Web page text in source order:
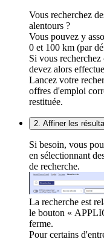
Vous recherchez
alentours ?
Vous pouvez y
0 et 100 km (par
Si vous
devez alors
Lancez votre
offres d'emploi
restituée.
2. Affiner les
Si besoin, vous
en sélectionnant
de recherche.
La recherche est
le bouton «
ferme.
Pour certains